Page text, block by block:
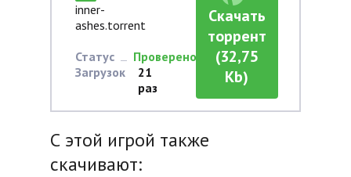
inner-
ashes.torrent
Статус
Проверено
Загрузок
21
раз
Скачать
торрент
(32,75
Kb)
С этой игрой также
скачивают: